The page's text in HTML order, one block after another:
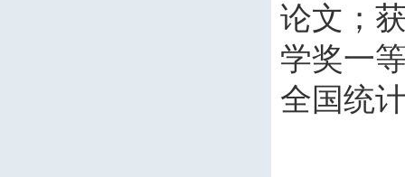
论文；
学奖一
全国统